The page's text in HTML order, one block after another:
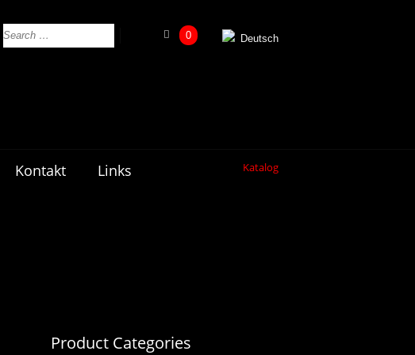
Deutsch
0
Kontakt Links Katalog
Product Categories